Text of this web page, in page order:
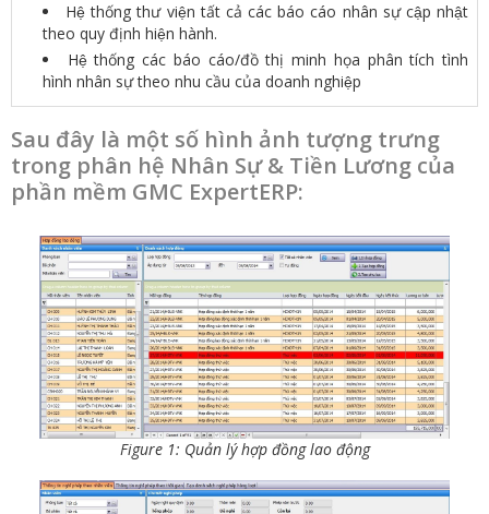
Hệ thống thư viện tất cả các báo cáo nhân sự cập nhật
theo quy định hiện hành.
Hệ thống các báo cáo/đồ thị minh họa phân tích tình
hình nhân sự theo nhu cầu của doanh nghiệp
Sau đây là một số hình ảnh tượng trưng
trong phân hệ Nhân Sự & Tiền Lương của
phần mềm GMC ExpertERP:
Figure 1: Quản lý hợp đồng lao động